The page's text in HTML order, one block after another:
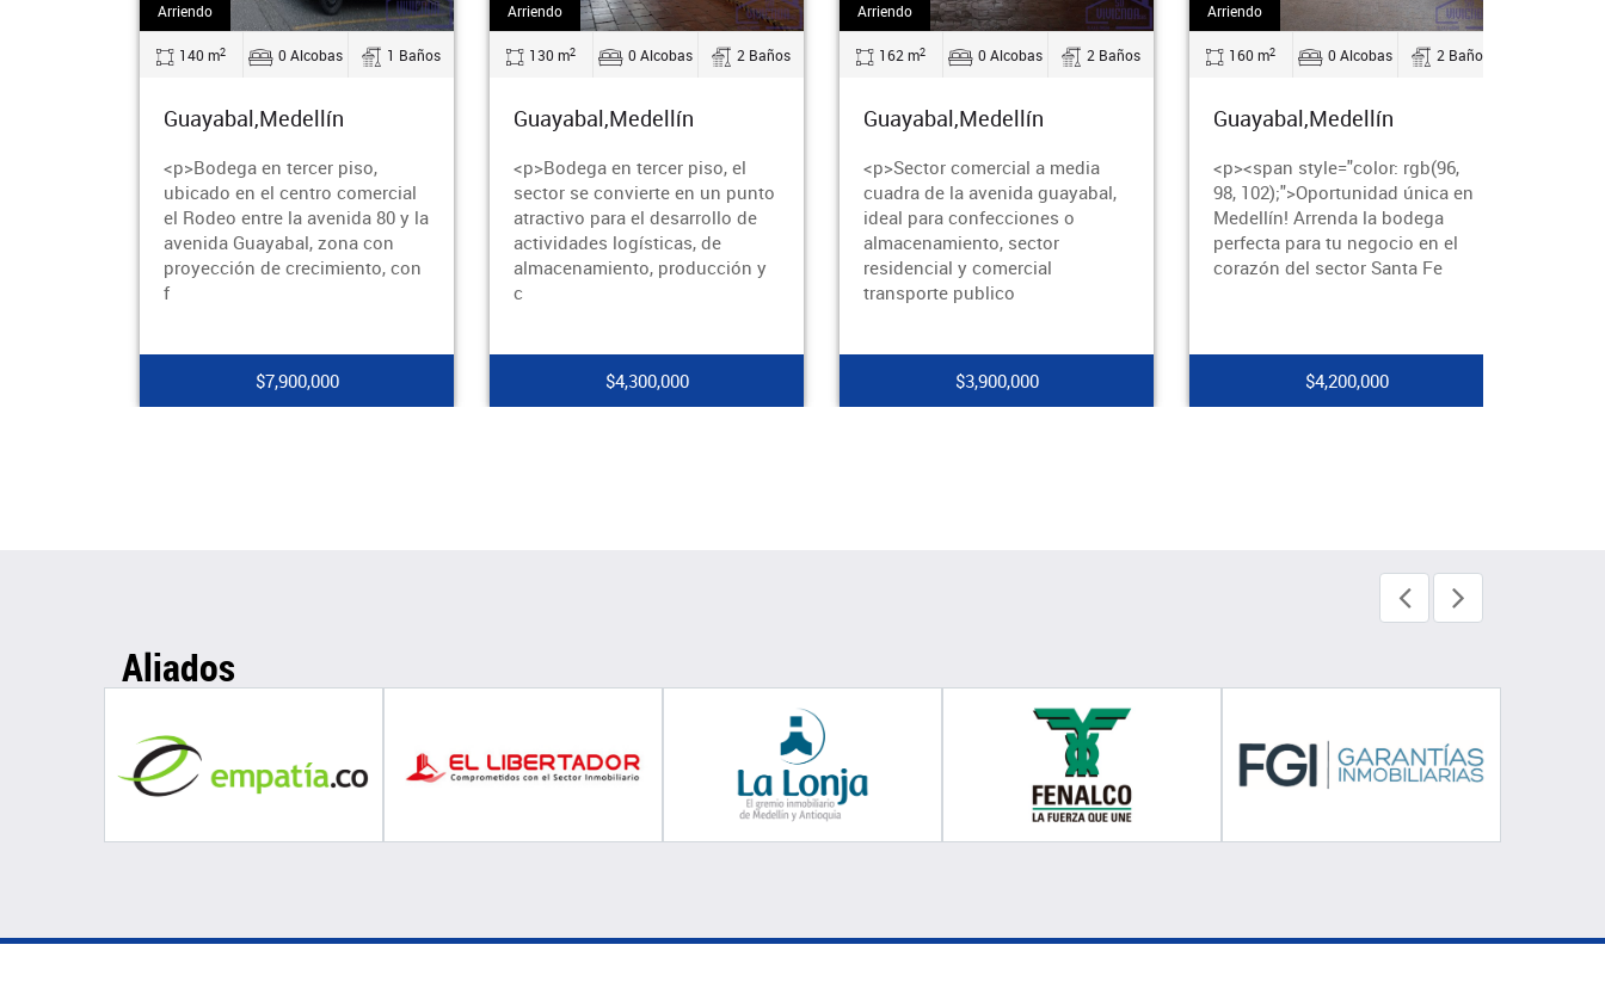
Arriendo
140 m2 0 Alcobas 1 Baños
Guayabal,Medellín
<p>Bodega en tercer piso,
ubicado en el centro comercial
el Rodeo entre la avenida 80 y la
avenida Guayabal, zona con
proyección de crecimiento, con
f
$7,900,000
Arriendo
130 m2 0 Alcobas 2 Baños
Guayabal,Medellín
<p>Bodega en tercer piso, el
sector se convierte en un punto
atractivo para el desarrollo de
actividades logísticas, de
almacenamiento, producción y
c
$4,300,000
Arriendo
162 m2 0 Alcobas 2 Baños
Guayabal,Medellín
<p>Sector comercial a media
cuadra de la avenida guayabal,
ideal para confecciones o
almacenamiento, sector
residencial y comercial
transporte publico
$3,900,000
Arriendo
160 m2 0 Alcobas 2 Baños
Guayabal,Medellín
<p><span style="color: rgb(96,
98, 102);">Oportunidad única en
Medellín! Arrenda la bodega
perfecta para tu negocio en el
corazón del sector Santa Fe
$4,200,000
Aliados